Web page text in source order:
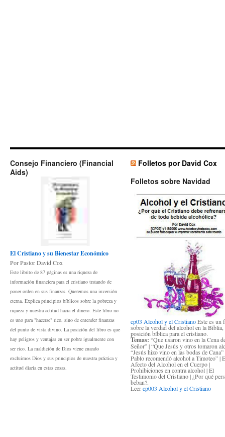
Consejo Financiero (Financial
Aids)
El Cristiano y su Bienestar Económico
Por Pastor David Cox
Este librito de 87 páginas es una riqueza de
información financiera para el cristiano tratando de
poner orden en sus finanzas. Queremos una inversión
eterna. Explica principios bíblicos sobre la pobreza y
riqueza y nuestra actitud hacia el dinero. Este libro no
es uno para "hacerse" rico, sino de entender finanzas
del punto de vista divino. La posición del libro es que
hay peligros y ventajas en ser pobre igualmente con
ser rico. La maldición de Dios viene cuando
excluimos Dios y sus principios de nuestra práctica y
actitud diaria en estas cosas.
Folletos por David Cox
Folletos sobre Navidad
cp03 Alcohol y el CristianoEste es un
sobre la verdad del alcohol en la
posición bíblica para el cristiano.
Temas: “Que usaron vino en la Cena
Señor” | “Que Jesús y otros tomaron
“Jesús hizo vino en las bodas de Cana”
Pablo recomendó alcohol a Timoteo” |
Afecto del Alcohol en el Cuerpo |
Prohibiciones en contra alcohol | El
Testimonio del Cristiano | ¿Por qué
beban?.
Leercp003 Alcohol y el Cristiano